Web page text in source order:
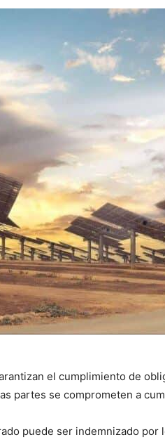
el cumplimiento de
partes se comprometen a
puede ser indemnizado por